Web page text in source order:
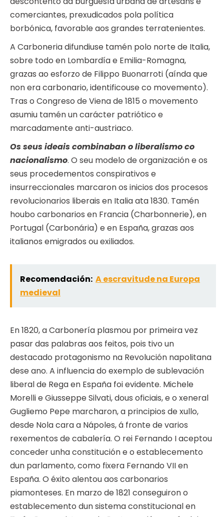
comerciantes, prexudicados pola política
borbónica, favorable aos grandes terratenientes.
A Carboneria difundiuse tamén polo norte de Italia,
sobre todo en Lombardía e Emilia-Romagna,
grazas ao esforzo de Filippo Buonarroti (aínda que
non era carbonario, identificouse co movemento).
Tras o Congreso de Viena de 1815 o movemento
asumiu tamén un carácter patriótico e
marcadamente anti-austriaco.
Os seus ideais combinaban o liberalismo co
nacionalismo. O seu modelo de organización e os
seus procedementos conspirativos e
insurreccionales marcaron os inicios dos procesos
revolucionarios liberais en Italia ata 1830. Tamén
houbo carbonarios en Francia (Charbonnerie), en
Portugal (Carbonária) e en España, grazas aos
italianos emigrados ou exiliados.
Recomendación: A escravitude na Europa
medieval
En 1820, a Carbonería plasmou por primeira vez
pasar das palabras aos feitos, pois tivo un
destacado protagonismo na Revolución napolitana
dese ano. A influencia do exemplo de sublevación
liberal de Rega en España foi evidente. Michele
Morelli e Giusseppe Silvati, dous oficiais, e o xeneral
Gugliemo Pepe marcharon, a principios de xullo,
desde Nola cara a Nápoles, á fronte de varios
rexementos de cabalería. O rei Fernando I aceptou
conceder unha constitución e o establecemento
dun parlamento, como fixera Fernando VII en
España. O éxito alentou aos carbonarios
piamonteses. En marzo de 1821 conseguiron o
establecemento dun sistema constitucional en